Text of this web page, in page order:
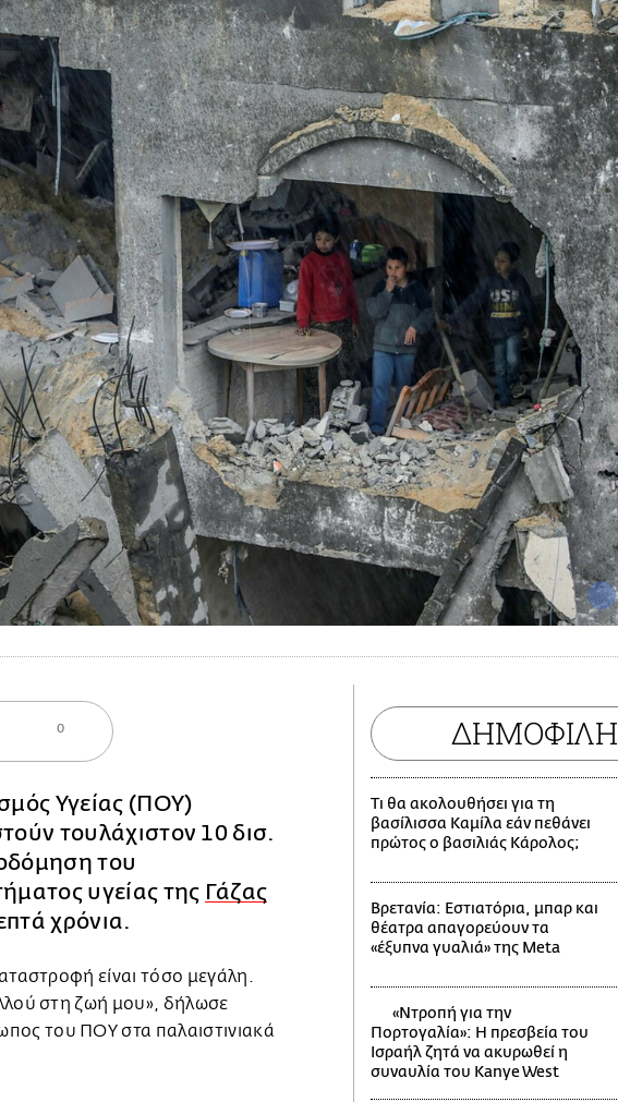
0
Υγείας (ΠΟΥ)
τουλάχιστον 10 δισ.
του
υγείας της Γάζας
χρόνια.
είναι τόσο μεγάλη.
στη ζωή μου», δήλωσε
του ΠΟΥ στα παλαιστινιακά
ΔΗΜΟΦΙΛΗ
Τι θα ακολουθήσει για τη
βασίλισσα Καμίλα εάν πεθάνει
πρώτος ο βασιλιάς Κάρολος;
Βρετανία: Εστιατόρια, μπαρ και
θέατρα απαγορεύουν τα
«έξυπνα γυαλιά» της Meta
«Ντροπή για την
Πορτογαλία»: Η πρεσβεία του
Ισραήλ ζητά να ακυρωθεί η
συναυλία του Kanye West